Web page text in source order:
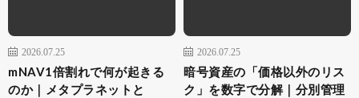
2026.07.25
mNAV1倍割れで何が起きる
のか｜メタプラネットと
2026.07.25
暗号資産の「価格以外のリス
ク」を数字で分解｜分別管理